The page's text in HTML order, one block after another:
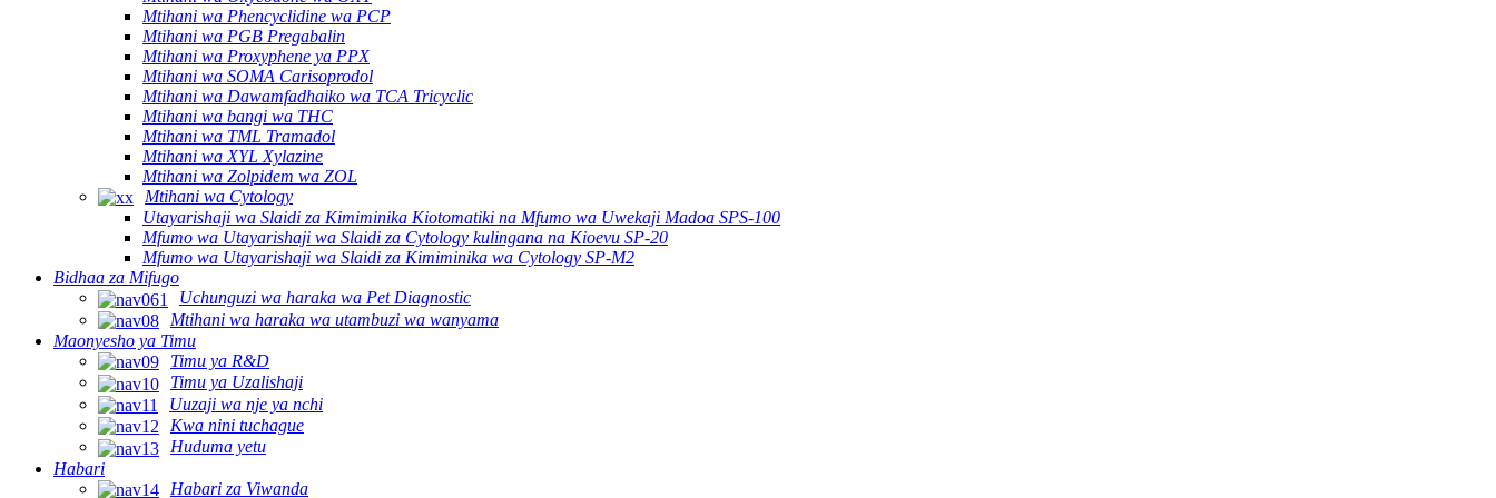
Mtihani wa Phencyclidine wa PCP
Mtihani wa PGB Pregabalin
Mtihani wa Proxyphene ya PPX
Mtihani wa SOMA Carisoprodol
Mtihani wa Dawamfadhaiko wa TCA Tricyclic
Mtihani wa bangi wa THC
Mtihani wa TML Tramadol
Mtihani wa XYL Xylazine
Mtihani wa Zolpidem wa ZOL
Mtihani wa Cytology
Utayarishaji wa Slaidi za Kimiminika Kiotomatiki na Mfumo wa Uwekaji Madoa SPS-100
Mfumo wa Utayarishaji wa Slaidi za Cytology kulingana na Kioevu SP-20
Mfumo wa Utayarishaji wa Slaidi za Kimiminika wa Cytology SP-M2
Bidhaa za Mifugo
Uchunguzi wa haraka wa Pet Diagnostic
Mtihani wa haraka wa utambuzi wa wanyama
Maonyesho ya Timu
Timu ya R&D
Timu ya Uzalishaji
Uuzaji wa nje ya nchi
Kwa nini tuchague
Huduma yetu
Habari
Habari za Viwanda